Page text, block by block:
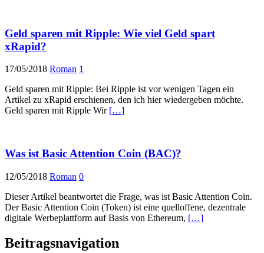
Geld sparen mit Ripple: Wie viel Geld spart
xRapid?
17/05/2018 Roman 1
Geld sparen mit Ripple: Bei Ripple ist vor wenigen Tagen ein
Artikel zu xRapid erschienen, den ich hier wiedergeben möchte.
Geld sparen mit Ripple Wir […]
Was ist Basic Attention Coin (BAC)?
12/05/2018 Roman 0
Dieser Artikel beantwortet die Frage, was ist Basic Attention Coin.
Der Basic Attention Coin (Token) ist eine quelloffene, dezentrale
digitale Werbeplattform auf Basis von Ethereum, […]
Beitragsnavigation